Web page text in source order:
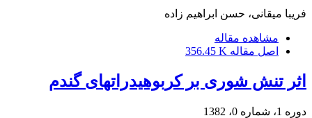
فریبا میقانی، حسن ابراهیم زاده
مشاهده مقاله
اصل مقاله 356.45 K
اثر تنش ‌شوری بر کربوهیدراتهای ‌گندم
دوره 1، شماره 0، 1382